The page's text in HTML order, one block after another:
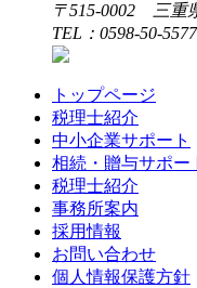
〒515-0002 三重
TEL：0598-50-
トップページ
税理士紹介
中小企業サポート
相続・贈与サポー
税理士紹介
事務所案内
採用情報
お問い合わせ
個人情報保護方針